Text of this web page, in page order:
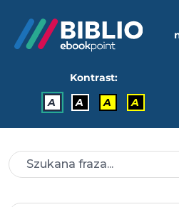
Kontrast:
A
A A A